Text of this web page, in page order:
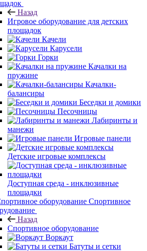
Назад
Игровое оборудование для детских
площадок
Качели
Карусели
Горки
Качалки на
пружине
Качалки-
балансиры
Беседки и домики
Песочницы
Лабиринты и
манежи
Игровые панели
Детские игровые комплексы
Доступная среда - инклюзивные
площадки
Спортивное
Назад
Спортивное оборудование
Воркаут
Батуты и сетки